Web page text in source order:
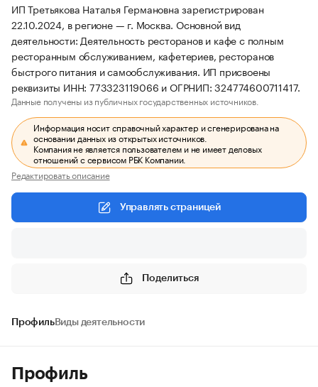
ИП Третьякова Наталья Германовна зарегистрирован
22.10.2024, в регионе — г. Москва. Основной вид
деятельности: Деятельность ресторанов и кафе с полным
ресторанным обслуживанием, кафетериев, ресторанов
быстрого питания и самообслуживания. ИП присвоены
реквизиты ИНН: 773323119066 и ОГРНИП: 324774600711417.
Данные получены из публичных государственных источников.
Информация носит справочный характер и сгенерирована на
основании данных из открытых источников.
Компания не является пользователем и не имеет деловых
отношений с сервисом РБК Компании.
Редактировать описание
Управлять страницей
Поделиться
ПрофильВиды деятельности
Профиль